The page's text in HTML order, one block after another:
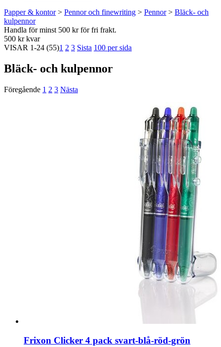
Papper & kontor> Pennor och finewriting > Pennor> Bläck- och
kulpennor
Handla för minst 500 kr för fri frakt.
500 kr kvar
VISAR 1-24 (55)1 2 3 Sista 100 per sida
Bläck- och kulpennor
Föregående 1 2 3 Nästa
Frixon Clicker 4 pack svart-blå-röd-grön